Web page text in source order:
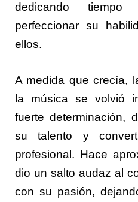
dedicando
perfeccionar su
ellos.
A medida que crecía,
la música se volvió
fuerte determinación,
su talento y
profesional. Hace
dio un salto audaz al
con su pasión,